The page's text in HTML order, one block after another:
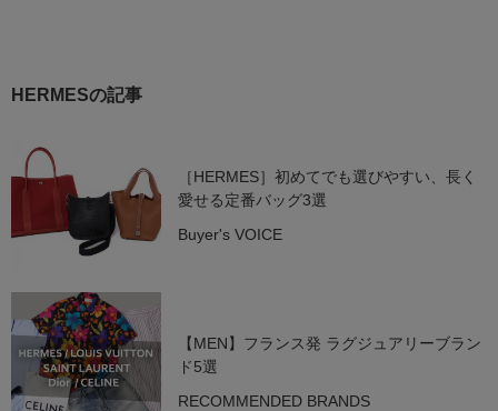
HERMESの記事
［HERMES］初めてでも選びやすい、長く
愛せる定番バッグ3選
Buyer's VOICE
【MEN】フランス発 ラグジュアリーブラン
ド5選
RECOMMENDED BRANDS